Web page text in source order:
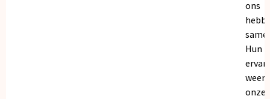
ons
Hun
onze